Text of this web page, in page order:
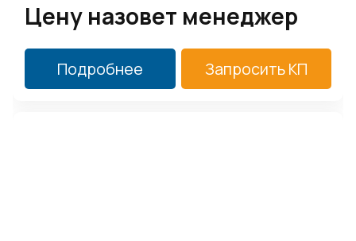
Цену назовет менеджер
Подробнее Запросить КП